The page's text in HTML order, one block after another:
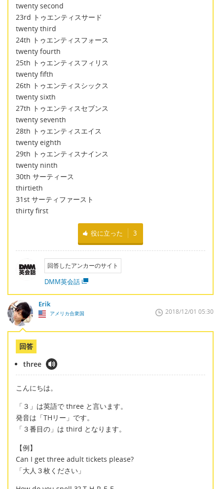
twenty second
23rd トゥエンティスサード
twenty third
24th トゥエンティスフォース
twenty fourth
25th トゥエンティスフィリス
twenty fifth
26th トゥエンティスシックス
twenty sixth
27th トゥエンティスセブンス
twenty seventh
28th トゥエンティスエイス
twenty eighth
29th トゥエンティスナインス
twenty ninth
30th サーティース
thirtieth
31st サーティファースト
thirty first
役に立った 3
回答したアンカーのサイト
DMM英会話
Erik
アメリカ合衆国 2018/12/01 05:30
回答
three
こんにちは。
「３」は英語で three と言います。
発音は「THリー」です。
「３番目の」は third となります。
【例】
Can I get three adult tickets please?
「大人３枚ください」